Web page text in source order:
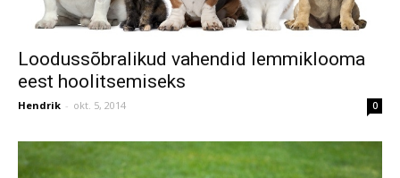
Loodussõbralikud vahendid lemmiklooma
eest hoolitsemiseks
Hendrik - okt. 5, 2014 0